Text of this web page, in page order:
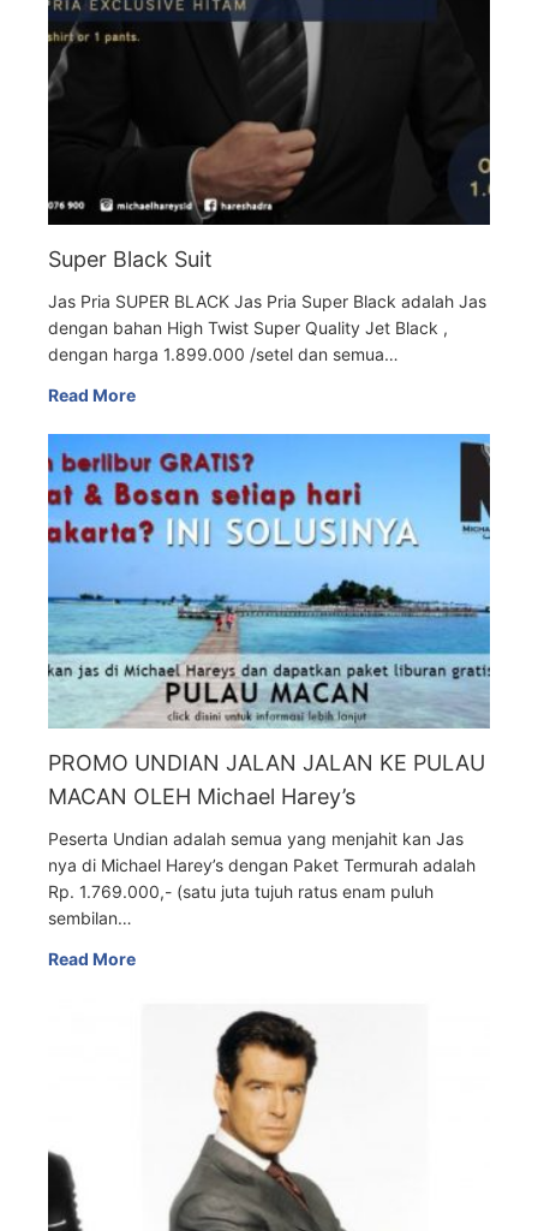
Super Black Suit
Jas Pria SUPER BLACK Jas Pria Super Black adalah Jas
dengan bahan High Twist Super Quality Jet Black ,
dengan harga 1.899.000 /setel dan semua…
Read More
PROMO UNDIAN JALAN JALAN KE PULAU
MACAN OLEH Michael Harey’s
Peserta Undian adalah semua yang menjahit kan Jas
nya di Michael Harey’s dengan Paket Termurah adalah
Rp. 1.769.000,- (satu juta tujuh ratus enam puluh
sembilan…
Read More